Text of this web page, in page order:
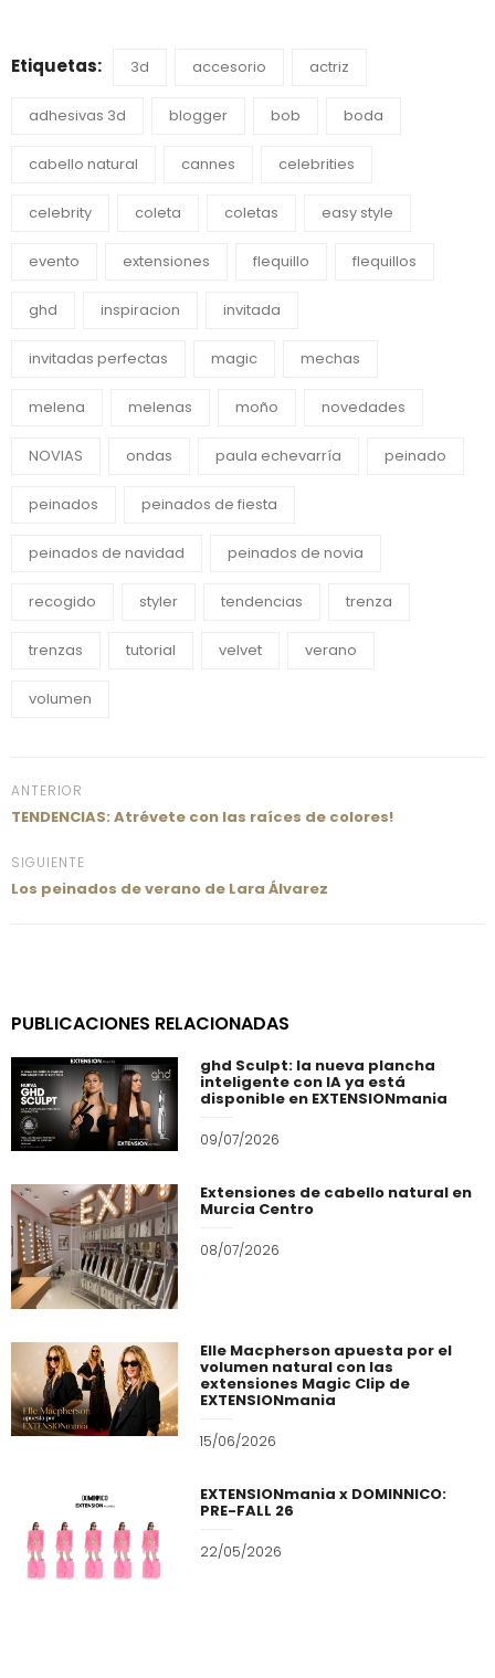
Etiquetas: 3d accesorio actriz
adhesivas 3d blogger bob boda
cabello natural cannes celebrities
celebrity coleta coletas easy style
evento extensiones flequillo flequillos
ghd inspiracion invitada
invitadas perfectas magic mechas
melena melenas moño novedades
NOVIAS ondas paula echevarría peinado
peinados peinados de fiesta
peinados de navidad peinados de novia
recogido styler tendencias trenza
trenzas tutorial velvet verano
volumen
ANTERIOR
TENDENCIAS: Atrévete con las raíces de colores!
SIGUIENTE
Los peinados de verano de Lara Álvarez
PUBLICACIONES RELACIONADAS
ghd Sculpt: la nueva plancha
inteligente con IA ya está
disponible en EXTENSIONmania
09/07/2026
Extensiones de cabello natural en
Murcia Centro
08/07/2026
Elle Macpherson apuesta por el
volumen natural con las
extensiones Magic Clip de
EXTENSIONmania
15/06/2026
EXTENSIONmania x DOMINNICO:
PRE-FALL 26
22/05/2026